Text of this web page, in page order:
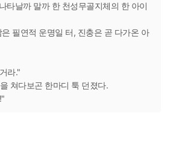
타날까 말까 한 천성무골지체의 한 아이
필연적 운명일 터, 진충은 곧 다가온 아
라."
쳐다보곤 한마디 툭 던졌다.